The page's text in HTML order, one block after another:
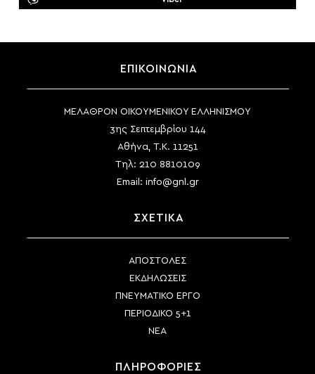
new
Opens
window
ΕΠΙΚΟΙΝΩΝΙΑ
ΜΕΛΑΘΡΟΝ ΟΙΚΟΥΜΕΝΙΚΟΥ ΕΛΛΗΝΙΣΜΟΥ
3ης Σεπτεμβρίου 144
Αθήνα, Τ.Κ. 11251
Τηλ: 210 8810109
Email: info@gnl.gr
ΣΧΕΤΙΚΑ
ΑΠΟΣΤΟΛΕΣ
ΕΚΔΗΛΩΣΕΙΣ
ΠΝΕΥΜΑΤΙΚΟ ΕΡΓΟ
ΠΕΡΙΟΔΙΚΟ 5+1
ΝΕΑ
ΠΛΗΡΟΦΟΡΙΕΣ